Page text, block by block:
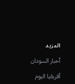
المزيد
أخبار السودان
أفريقيا اليوم